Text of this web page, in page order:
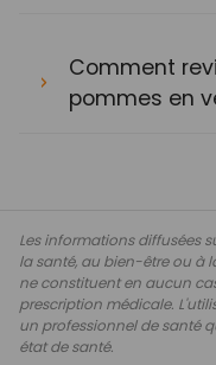
Comment
pommes en
Les informations diffusées
la santé, au bien-être ou à
ne constituent en aucun
prescription médicale.
un professionnel de santé
état de santé.